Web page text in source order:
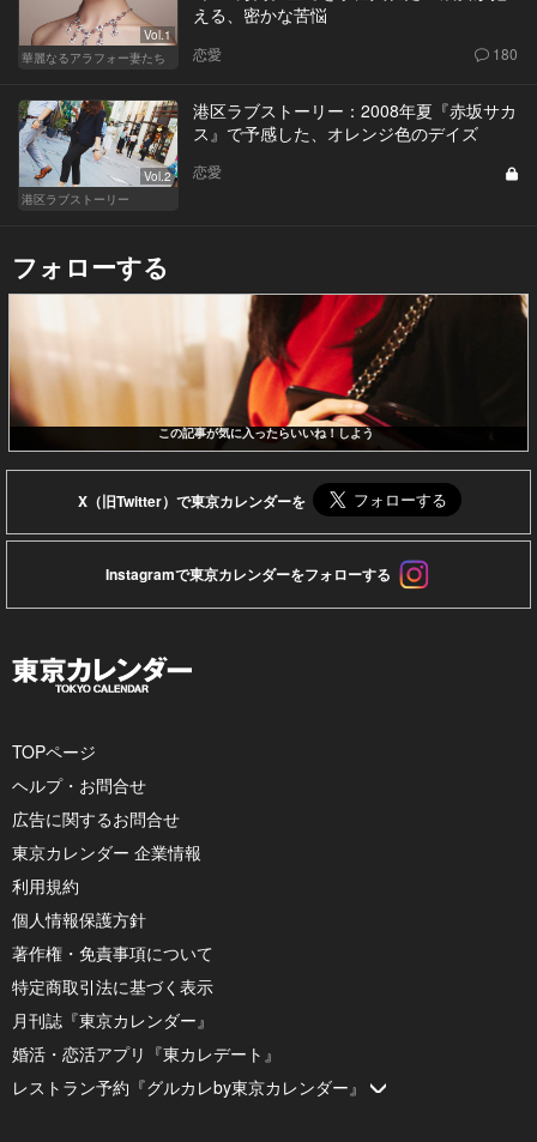
Vol.1
華麗なるアラフォー妻たち
える、密かな苦悩
恋愛 180
Vol.2
港区ラブストーリー
港区ラブストーリー：2008年夏『赤坂サカ
ス』で予感した、オレンジ色のデイズ
恋愛
フォローする
この記事が気に入ったらいいね！しよう
X（旧Twitter）で東京カレンダーを
Instagramで東京カレンダーをフォローする
TOPページ
ヘルプ・お問合せ
広告に関するお問合せ
東京カレンダー 企業情報
利用規約
個人情報保護方針
著作権・免責事項について
特定商取引法に基づく表示
月刊誌『東京カレンダー』
婚活・恋活アプリ『東カレデート』
レストラン予約『グルカレby東京カレンダー』